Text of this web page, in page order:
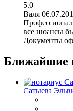
5.0
Валя
все нюансы
Документы
Ближайшие
Сатыева